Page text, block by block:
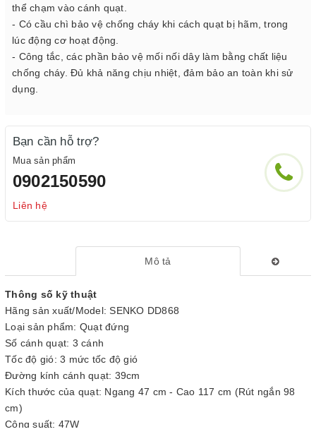
thể chạm vào cánh quạt.
- Có cầu chì bảo vệ chống cháy khi cách quạt bị hãm, trong
lúc động cơ hoạt động.
- Công tắc, các phần bảo vệ mối nối dây làm bằng chất liệu
chống cháy. Đủ khả năng chịu nhiệt, đảm bảo an toàn khi sử
dụng.
Bạn cần hỗ trợ?
Mua sản phẩm
0902150590
Liên hệ
Mô tả
Thông số kỹ thuật
Hãng sản xuất/Model: SENKO DD868
Loại sản phẩm: Quạt đứng
Số cánh quạt: 3 cánh
Tốc độ gió: 3 mức tốc độ gió
Đường kính cánh quạt: 39cm
Kích thước của quạt: Ngang 47 cm - Cao 117 cm (Rút ngắn 98
cm)
Công suất: 47W